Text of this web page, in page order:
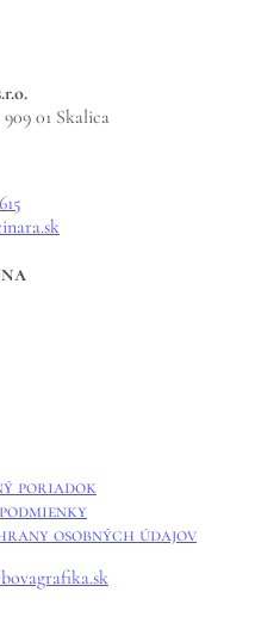
01 Skalica
poriadok
osobných údajov